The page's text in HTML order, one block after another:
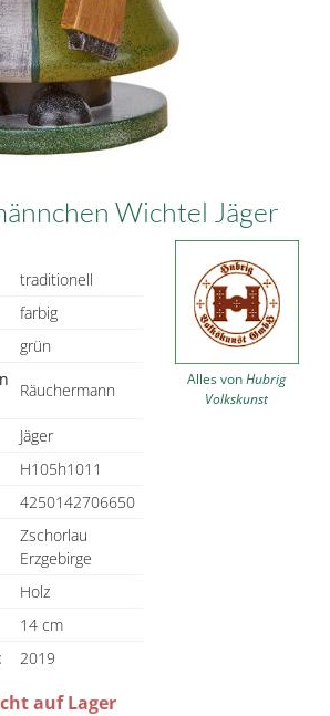
Wichtel Jäger
traditionell
farbig
grün
Räuchermann
Jäger
H105h1011
4250142706650
Zschorlau
Erzgebirge
Holz
14 cm
2019
Alles vonHubrig
Volkskunst
auf Lager